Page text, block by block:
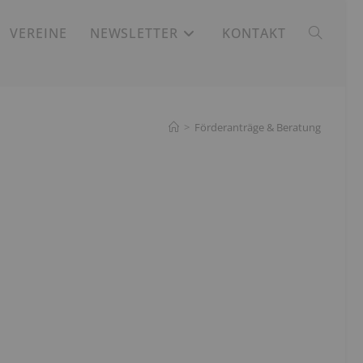
VEREINE NEWSLETTER KONTAKT WEBSITE-
> Förderanträge & Beratung